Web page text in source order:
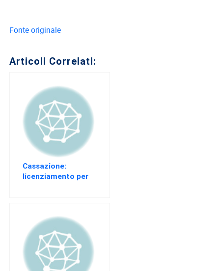
Normativa
DI
AREA
RISERVATA
Fonte originale
Articoli Correlati:
Cassazione:
licenziamento per